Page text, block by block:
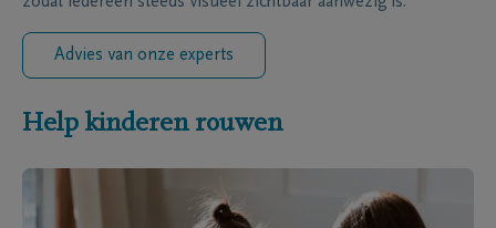
Advies van onze experts
Help kinderen rouwen